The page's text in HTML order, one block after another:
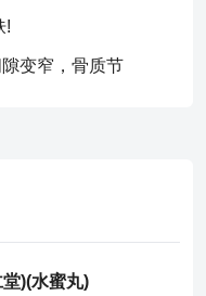
!
变窄，骨质节
)(水蜜丸)